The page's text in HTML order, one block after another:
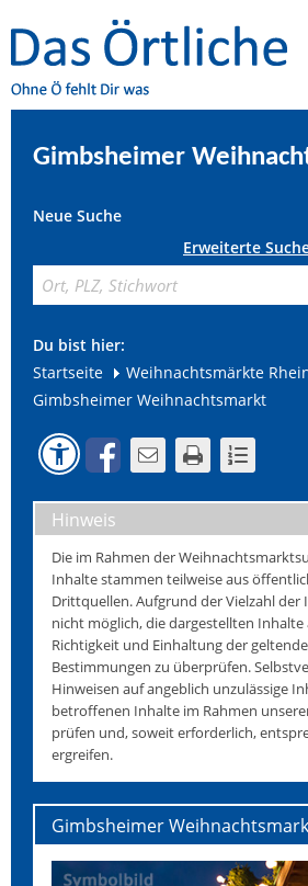
Gimbsheimer
Neue Suche
Erweiterte
Du bist hier:
Startseite
Weihnachtsmärkte
Gimbsheimer Weihnachtsmarkt
Hinweis
Die im Rahmen der
Inhalte stammen teilweise aus
Drittquellen. Aufgrund der Vielzahl der
nicht möglich, die dargestellten
Richtigkeit und Einhaltung der
Bestimmungen zu überprüfen.
Hinweisen auf angeblich unzulässige
betroffenen Inhalte im Rahmen
prüfen und, soweit erforderlich,
ergreifen.
Gimbsheimer